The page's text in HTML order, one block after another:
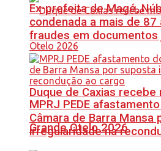
Duque de Caxias
Grande Otelo 2026
Ex-prefeita de Magé,
condenada a mais de
fraudes em documentos
MPRJ PEDE
Câmara de Barra Mansa
irregularidade na